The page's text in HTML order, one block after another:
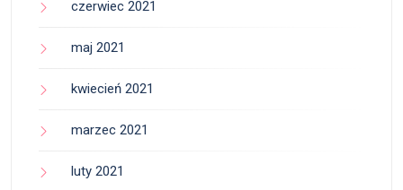
czerwiec 2021
maj 2021
kwiecień 2021
marzec 2021
luty 2021